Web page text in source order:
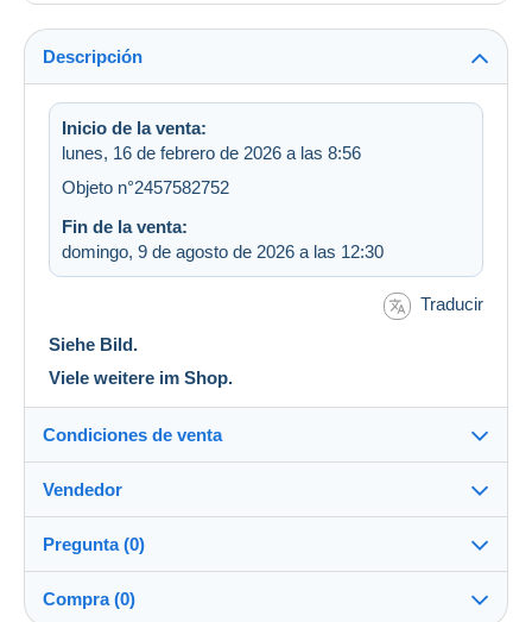
Descripción
Inicio de la venta:
lunes, 16 de febrero de 2026 a las 8:56
Objeto n°2457582752
Fin de la venta:
domingo, 9 de agosto de 2026 a las 12:30
Traducir
Siehe Bild.
Viele weitere im Shop.
Condiciones de venta
Envío tras el pago dentro de los 7 días
Vendedor
roccibubi100%(48950x)
PRO
Pregunta (0)
Compra (0)